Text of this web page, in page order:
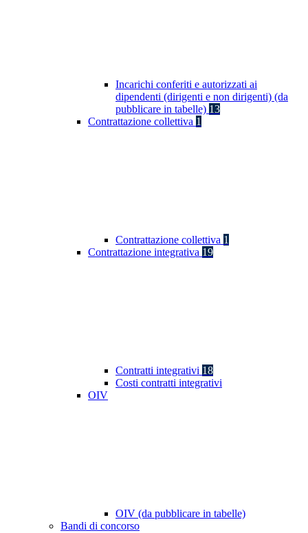
Incarichi conferiti e autorizzati ai
dipendenti (dirigenti e non dirigenti) (da
pubblicare in tabelle) 13
Contrattazione collettiva 1
Contrattazione collettiva 1
Contrattazione integrativa 19
Contratti integrativi 18
Costi contratti integrativi
OIV
OIV (da pubblicare in tabelle)
Bandi di concorso